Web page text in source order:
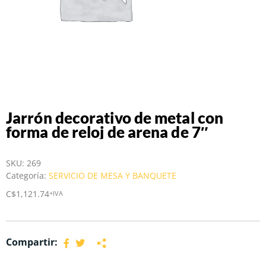
Jarrón decorativo de metal con
forma de reloj de arena de 7″
SKU: 269
Categoría: SERVICIO DE MESA Y BANQUETE
C$1,121.74+IVA
Compartir: